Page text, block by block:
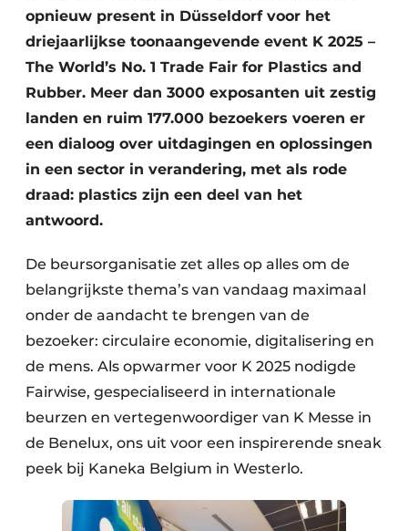
opnieuw present in Düsseldorf voor het
driejaarlijkse toonaangevende event K 2025 –
The World’s No. 1 Trade Fair for Plastics and
Rubber. Meer dan 3000 exposanten uit zestig
landen en ruim 177.000 bezoekers voeren er
een dialoog over uitdagingen en oplossingen
in een sector in verandering, met als rode
draad: plastics zijn een deel van het
antwoord.
De beursorganisatie zet alles op alles om de
belangrijkste thema’s van vandaag maximaal
onder de aandacht te brengen van de
bezoeker: circulaire economie, digitalisering en
de mens. Als opwarmer voor K 2025 nodigde
Fairwise, gespecialiseerd in internationale
beurzen en vertegenwoordiger van K Messe in
de Benelux, ons uit voor een inspirerende sneak
peek bij Kaneka Belgium in Westerlo.